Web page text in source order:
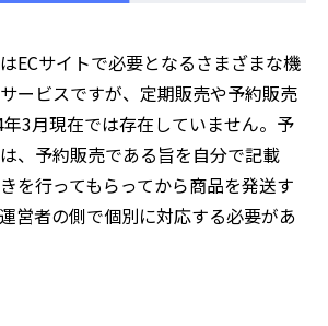
ECサイトで必要となるさまざまな機
ービスですが、定期販売や予約販売
3月現在では存在していません。予
、予約販売である旨を自分で記載
を行ってもらってから商品を発送す
営者の側で個別に対応する必要があ